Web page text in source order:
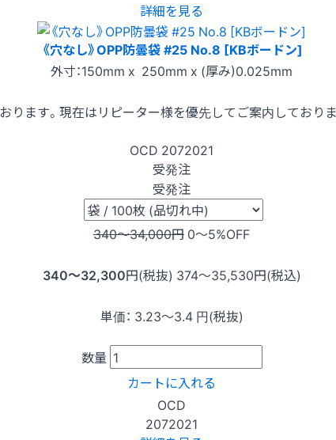
詳細を見る
《穴なし》OPP防曇袋 #25 No.8 [KBボードン]
外寸：150mm x 250mm x (厚み)0.025mm
ります。現在はリピーター様を優先してご案内してお
OCD 2072021
受発注
受発注
340〜34,000円 0〜5%OFF
340〜32,300円(税抜) 374〜35,530円(税込)
単価： 3.23〜3.4 円(税抜)
数量
カートに入れる
OCD
2072021